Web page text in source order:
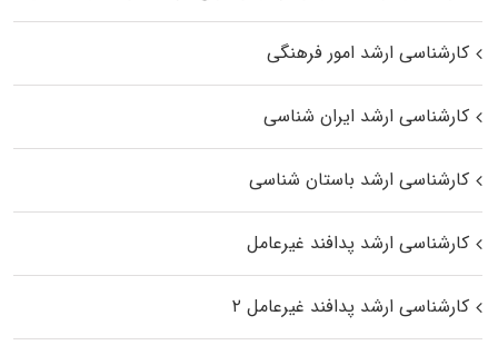
کارشناسی ارشد امور فرهنگی
کارشناسی ارشد ایران شناسی
کارشناسی ارشد باستان شناسی
کارشناسی ارشد پدافند غیرعامل
کارشناسی ارشد پدافند غیرعامل ۲